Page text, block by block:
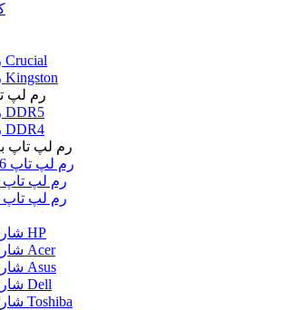
رم لپ تاپ Crucial
رم لپ تاپ Kingston
رم لپ
رم لپ تاپ DDR5
رم لپ تاپ DDR4
رم لپ تاپ
رم لپ تاپ 16 گیگابایت
رم لپ تاپ 8 گیگابایت
رم لپ تاپ 4 گیگابایت
شارژر لپ تاپ HP
شارژر لپ تاپ Acer
شارژر لپ تاپ Asus
شارژر لپ تاپ Dell
شارژر لپ تاپ Toshiba